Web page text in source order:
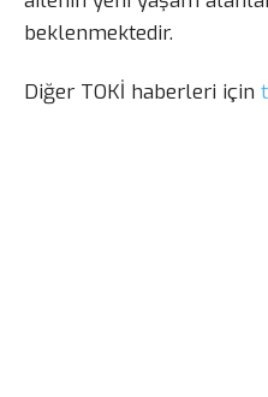
beklenmektedir.
Diğer TOKİ haberleri için